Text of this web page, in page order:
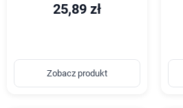
25,89 zł
Zobacz produkt